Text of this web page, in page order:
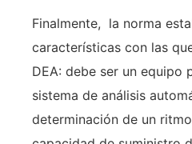
Finalmente, la norma
características con las
DEA: debe ser un equipo
sistema de análisis
determinación de un